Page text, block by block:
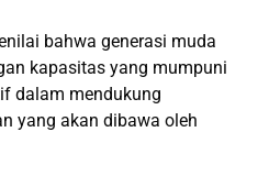
bahwa generasi muda
kapasitas yang mumpuni
dalam mendukung
yang akan dibawa oleh